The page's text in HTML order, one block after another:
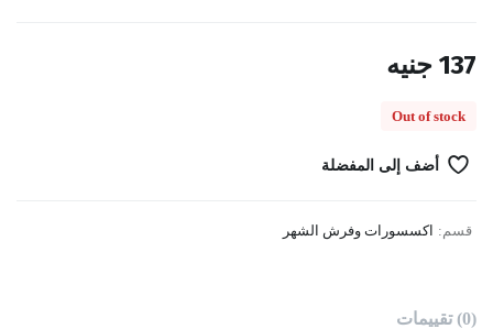
137 جنيه
Out of stock
أضف إلى المفضلة
قسم: اكسسورات وفرش الشهر
(0) تقييمات